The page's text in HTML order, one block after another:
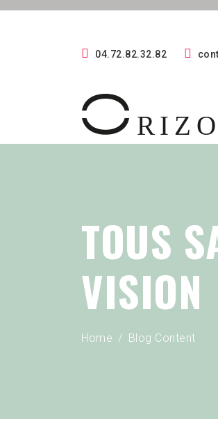
04.72.82.32.82
TOUS
VISION
Home Blog Content